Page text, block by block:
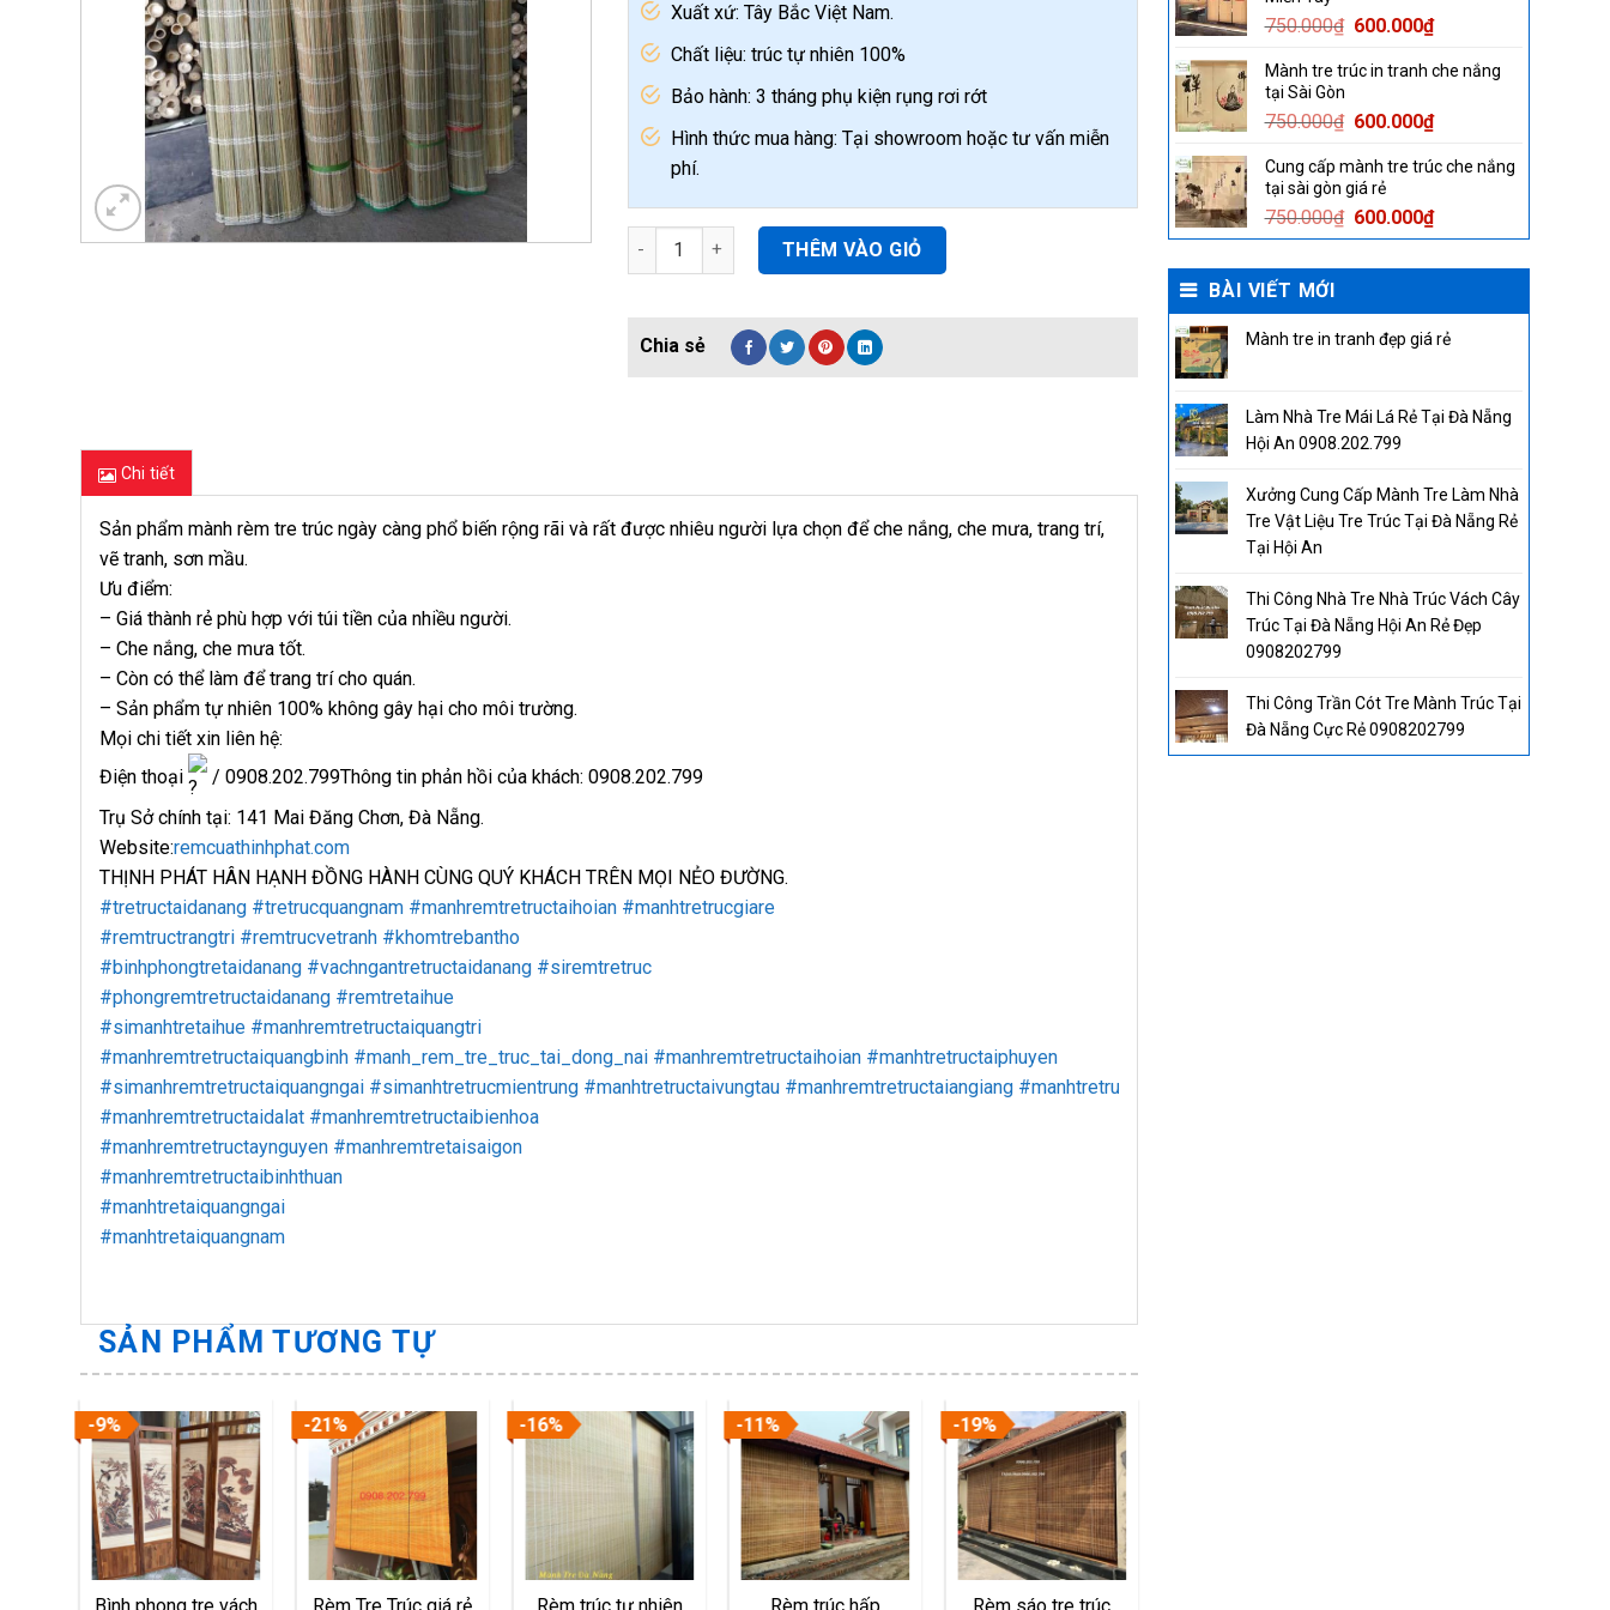
750.000₫ Original
was:
600.000₫Current
is:
Mành tre trúc in tranh che nắng
tại Sài Gòn
750.000₫ Original
was:
750.000₫.
600.000₫Current
is:
Cung cấp mành tre trúc che nắng
tại sài gòn giá rẻ
750.000₫ Original
price
was:
600.000₫Current
price
is:
BÀI VIẾT MỚI
Mành tre in tranh đẹp giá rẻ
Làm Nhà Tre Mái Lá Rẻ Tại Đà Nẵng
Hội An 0908.202.799
Xưởng Cung Cấp Mành Tre Làm Nhà
Tre Vật Liệu Tre Trúc Tại Đà Nẵng Rẻ
Tại Hội An
Thi Công Nhà Tre Nhà Trúc Vách Cây
Trúc Tại Đà Nẵng Hội An Rẻ Đẹp
0908202799
Thi Công Trần Cót Tre Mành Trúc Tại
Đà Nẵng Cực Rẻ 0908202799
Xuất xứ: Tây Bắc Việt Nam.
Chất liệu: trúc tự nhiên 100%
Bảo hành: 3 tháng phụ kiện rụng rơi rớt
Hình thức mua hàng: Tại showroom hoặc tư vấn miễn
phí.
Mành cọ che nắng trang trí phông nền chụp hình quantity
THÊM VÀO GIỎ
Chi tiết
Sản phẩm mành rèm tre trúc ngày càng phổ biến rộng rãi và rất được nhiêu người lựa chọn để che nắng, che mưa, trang trí,
vẽ tranh, sơn mầu.
Ưu điểm:
– Giá thành rẻ phù hợp với túi tiền của nhiều người.
– Che nắng, che mưa tốt.
– Còn có thể làm để trang trí cho quán.
– Sản phẩm tự nhiên 100% không gây hại cho môi trường.
Mọi chi tiết xin liên hệ:
Điện thoại
️/ 0908.202.799Thông tin phản hồi của khách: 0908.202.799
Trụ Sở chính tại: 141 Mai Đăng Chơn, Đà Nẵng.
Website:remcuathinhphat.com
THỊNH PHÁT HÂN HẠNH ĐỒNG HÀNH CÙNG QUÝ KHÁCH TRÊN MỌI NẺO ĐƯỜNG.
#tretructaidanang #tretrucquangnam #manhremtretructaihoian #manhtretrucgiare
#remtructrangtri #remtrucvetranh #khomtrebantho
#binhphongtretaidanang #vachngantretructaidanang #siremtretruc
#phongremtretructaidanang #remtretaihue
#simanhtretaihue #manhremtretructaiquangtri
#manhremtretructaiquangbinh #manh_rem_tre_truc_tai_dong_nai #manhremtretructaihoian #manhtretructaiphuyen
#simanhremtretructaiquangngai #simanhtretrucmientrung #manhtretructaivungtau #manhremtretructaiangiang #manhtretructaidongthap
#manhremtretructaidalat #manhremtretructaibienhoa
#manhremtretructaynguyen #manhremtretaisaigon
#manhremtretructaibinhthuan
#manhtretaiquangngai
#manhtretaiquangnam
SẢN PHẨM TƯƠNG TỰ
-9% -21% -16% -11% -19%